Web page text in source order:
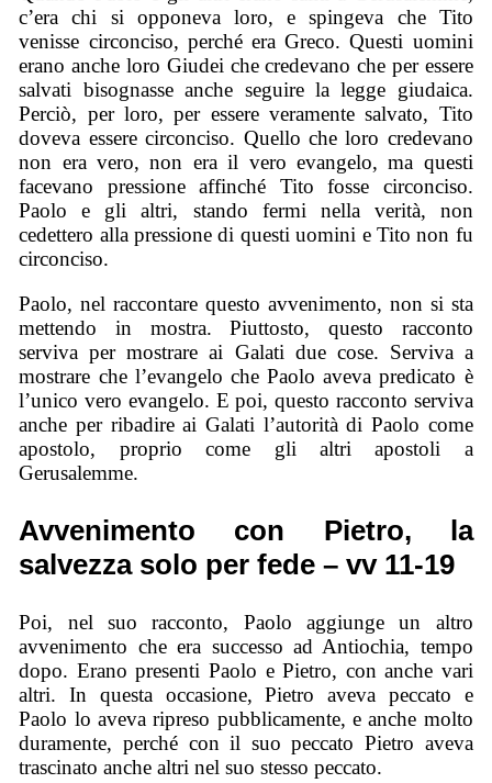
c’era chi si opponeva loro, e spingeva che Tito
venisse circonciso, perché era Greco. Questi uomini
erano anche loro Giudei che credevano che per essere
salvati bisognasse anche seguire la legge giudaica.
Perciò, per loro, per essere veramente salvato, Tito
doveva essere circonciso. Quello che loro credevano
non era vero, non era il vero evangelo, ma questi
facevano pressione affinché Tito fosse circonciso.
Paolo e gli altri, stando fermi nella verità, non
cedettero alla pressione di questi uomini e Tito non fu
circonciso.
Paolo, nel raccontare questo avvenimento, non si sta
mettendo in mostra. Piuttosto, questo racconto
serviva per mostrare ai Galati due cose. Serviva a
mostrare che l’evangelo che Paolo aveva predicato è
l’unico vero evangelo. E poi, questo racconto serviva
anche per ribadire ai Galati l’autorità di Paolo come
apostolo, proprio come gli altri apostoli a
Gerusalemme.
Avvenimento con Pietro, la
salvezza solo per fede – vv 11-19
Poi, nel suo racconto, Paolo aggiunge un altro
avvenimento che era successo ad Antiochia, tempo
dopo. Erano presenti Paolo e Pietro, con anche vari
altri. In questa occasione, Pietro aveva peccato e
Paolo lo aveva ripreso pubblicamente, e anche molto
duramente, perché con il suo peccato Pietro aveva
trascinato anche altri nel suo stesso peccato.